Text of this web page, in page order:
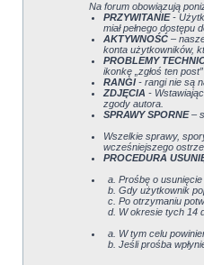
Na forum obowiązują
PRZYWITANIE-
miał pełnego
AKTYWNOŚĆ –
konta użytkowników,
PROBLEMY
ikonkę „zgłoś ten
RANGI- rangi nie są
ZDJĘCIA -
zgody autora.
SPRAWY SPORNE–
Wszelkie sprawy,
wcześniejszego
PROCEDURA
Prośbę o
Gdy użytkownik
Po otrzymaniu
W okresie tych 14
W tym celu
Jeśli prośba